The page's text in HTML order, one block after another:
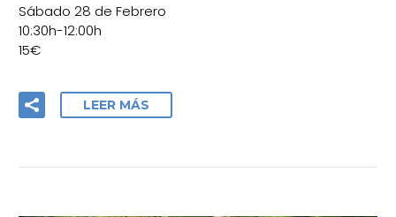
Sábado 28 de Febrero
10:30h-12:00h
15€
LEER MÁS